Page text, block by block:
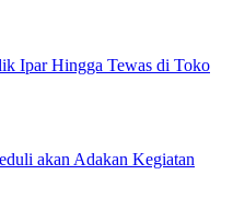
Ipar Hingga Tewas di Toko
akan Adakan Kegiatan